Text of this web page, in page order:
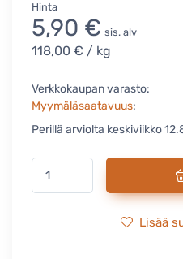
Hinta
5,90 € sis. alv
118,00 € / kg
Verkkokaupan varasto:
Myymäläsaatavuus:
Perillä arviolta keskiviikko
Lisää